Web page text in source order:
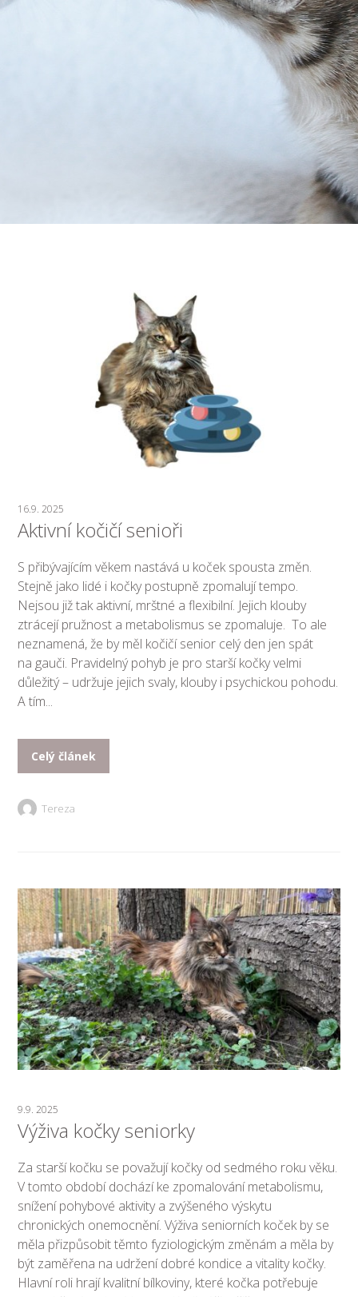
16.9. 2025
Aktivní kočičí senioři
S přibývajícím věkem nastává u koček spousta změn.
Stejně jako lidé i kočky postupně zpomalují tempo.
Nejsou již tak aktivní, mrštné a flexibilní. Jejich klouby
ztrácejí pružnost a metabolismus se zpomaluje. To ale
neznamená, že by měl kočičí senior celý den jen spát
na gauči. Pravidelný pohyb je pro starší kočky velmi
důležitý – udržuje jejich svaly, klouby i psychickou pohodu.
A tím...
Celý článek
Tereza
9.9. 2025
Výživa kočky seniorky
Za starší kočku se považují kočky od sedmého roku věku.
V tomto období dochází ke zpomalování metabolismu,
snížení pohybové aktivity a zvýšeného výskytu
chronických onemocnění. Výživa seniorních koček by se
měla přizpůsobit těmto fyziologickým změnám a měla by
být zaměřena na udržení dobré kondice a vitality kočky.
Hlavní roli hrají kvalitní bílkoviny, které kočka potřebuje